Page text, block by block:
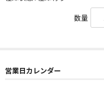
お支払い方法
数量
営業日カレンダー